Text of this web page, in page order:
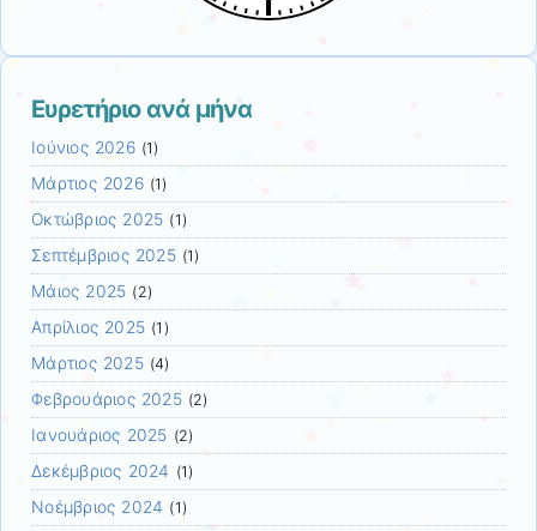
Ευρετήριο ανά μήνα
Ιούνιος 2026(1)
Μάρτιος 2026(1)
Οκτώβριος 2025 (1)
Σεπτέμβριος 2025(1)
Μάιος 2025 (2)
Απρίλιος 2025 (1)
Μάρτιος 2025(4)
Φεβρουάριος 2025(2)
Ιανουάριος 2025 (2)
Δεκέμβριος 2024 (1)
Νοέμβριος 2024 (1)